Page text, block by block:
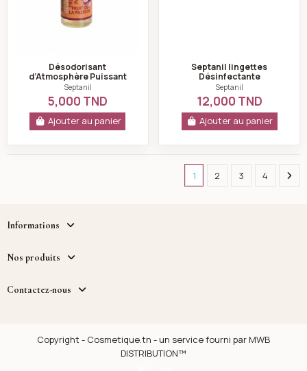
Désodorisant
d’Atmosphère Puissant
Fruit de la Passion 30ml
Septanil
5,000 TND
Ajouter au panier
Septanil lingettes
Désinfectante
Hydroalcoolique -72
pièces
Septanil
12,000 TND
Ajouter au panier
1 2 3 4
Informations
Nos produits
Contactez-nous
Copyright - Cosmetique.tn - un service fourni par MWB
DISTRIBUTION™